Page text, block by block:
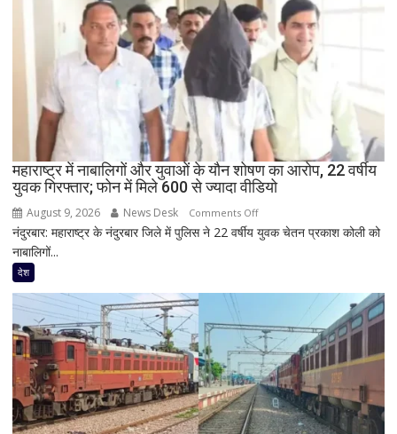
बड़ा
सियासी
संदेश,
मंच
पर
RLD
नेताओं
साथ
दिखी
झलक
महाराष्ट्र में नाबालिगों और युवाओं के यौन शोषण का आरोप, 22 वर्षीय
युवक गिरफ्तार; फोन में मिले 600 से ज्यादा वीडियो
August 9, 2026 News Desk Comments Offon
महाराष्ट्र
के
यौन
शोषण
का
आरोप,
22
नंदुरबार: महाराष्ट्र के नंदुरबार जिले में पुलिस ने 22 वर्षीय युवक चेतन प्रकाश कोली को
नाबालिगों...
देश